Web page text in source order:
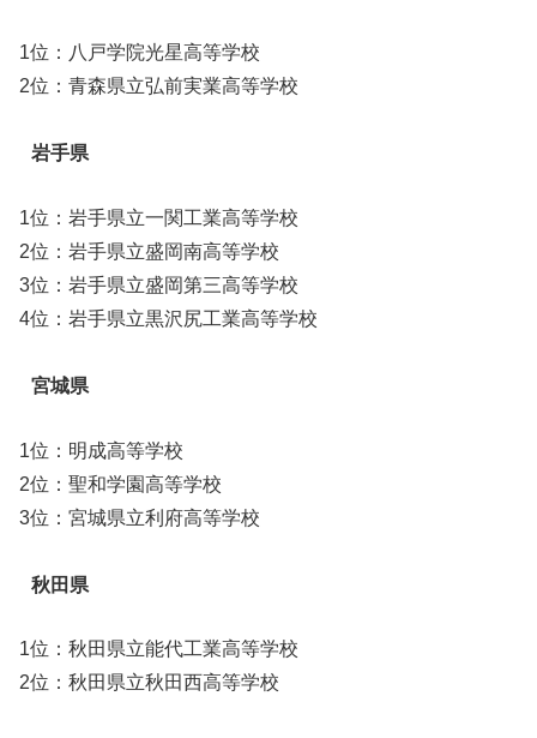
1位：八戸学院光星高等学校
2位：青森県立弘前実業高等学校
岩手県
1位：岩手県立一関工業高等学校
2位：岩手県立盛岡南高等学校
3位：岩手県立盛岡第三高等学校
4位：岩手県立黒沢尻工業高等学校
宮城県
1位：明成高等学校
2位：聖和学園高等学校
3位：宮城県立利府高等学校
秋田県
1位：秋田県立能代工業高等学校
2位：秋田県立秋田西高等学校